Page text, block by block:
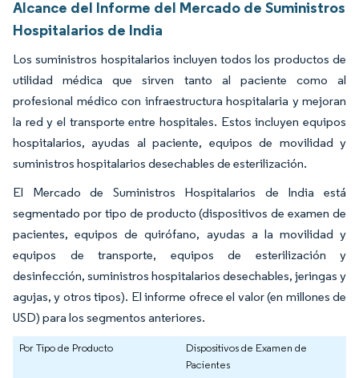
Alcance del Informe del Mercado de Suministros
Hospitalarios de India
Los suministros hospitalarios incluyen todos los productos de
utilidad médica que sirven tanto al paciente como al
profesional médico con infraestructura hospitalaria y mejoran
la red y el transporte entre hospitales. Estos incluyen equipos
hospitalarios, ayudas al paciente, equipos de movilidad y
suministros hospitalarios desechables de esterilización.
El Mercado de Suministros Hospitalarios de India está
segmentado por tipo de producto (dispositivos de examen de
pacientes, equipos de quirófano, ayudas a la movilidad y
equipos de transporte, equipos de esterilización y
desinfección, suministros hospitalarios desechables, jeringas y
agujas, y otros tipos). El informe ofrece el valor (en millones de
USD) para los segmentos anteriores.
Por Tipo de Producto
Dispositivos de Examen de
Pacientes